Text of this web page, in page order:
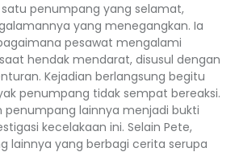
satu penumpang yang selamat,
yang menegangkan. Ia
pesawat mengalami
hendak mendarat, disusul dengan
Kejadian berlangsung begitu
penumpang tidak sempat bereaksi.
penumpang lainnya menjadi bukti
kecelakaan ini. Selain Pete,
lainnya yang berbagi cerita serupa